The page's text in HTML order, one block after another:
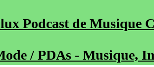
Podcast de Musique
/ PDAs - Musique,